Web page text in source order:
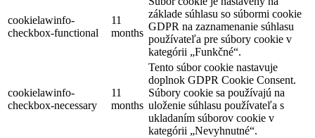
cookielawinfo-
checkbox-functional
11
months
základe súhlasu so súbormi cookie
GDPR na zaznamenanie súhlasu
používateľa pre súbory cookie v
kategórii „Funkčné“.
cookielawinfo-
checkbox-necessary
11
months
Tento súbor cookie nastavuje
doplnok GDPR Cookie Consent.
Súbory cookie sa používajú na
uloženie súhlasu používateľa s
ukladaním súborov cookie v
kategórii „Nevyhnutné“.